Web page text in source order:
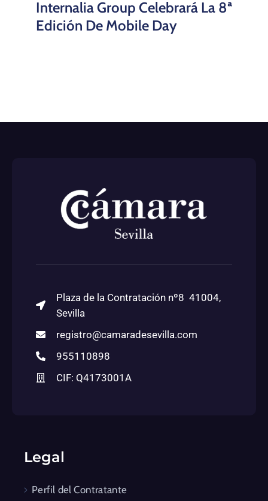
Internalia Group Celebrará La 8ª
Edición De Mobile Day
Plaza de la Contratación nº8 41004,
Sevilla
registro@camaradesevilla.com
955110898
CIF: Q4173001A
Legal
Perfil del Contratante